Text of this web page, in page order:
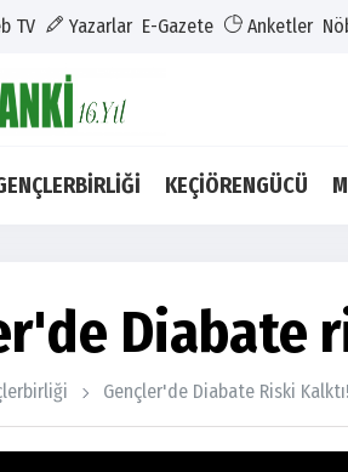
TV Yazarlar E-Gazete Anketler
KEÇİÖRENGÜCÜ
Diabate
Gençler'de Diabate Riski Kalktı!